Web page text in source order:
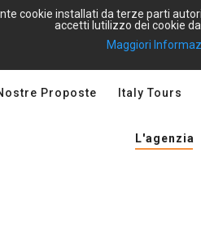
cookie installati da terze parti
accetti lutilizzo dei cookie
Maggiori
Proposte Italy Tours
L'agenzia